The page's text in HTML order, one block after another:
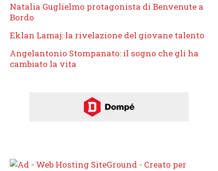
Natalia Guglielmo protagonista di Benvenute a
Bordo
Eklan Lamaj: la rivelazione del giovane talento
Angelantonio Stompanato: il sogno che gli ha
cambiato la vita